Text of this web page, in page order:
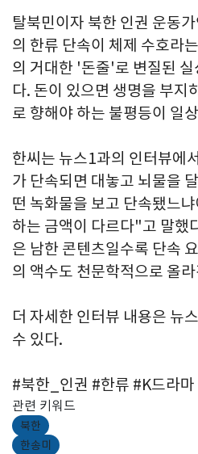
탈북민이자 북한 인권 운동
의 한류 단속이 체제 수호라
의 거대한 '돈줄'로 변질된
다. 돈이 있으면 생명을 부지
로 향해야 하는 불평등이 일
한씨는 뉴스1과의 인터뷰에
가 단속되면 대놓고 뇌물을
떤 녹화물을 보고 단속됐느
하는 금액이 다르다"고 말했
은 남한 콘텐츠일수록 단속
의 액수도 천문학적으로 올
더 자세한 인터뷰 내용은 뉴
수 있다.
#북한_인권 #한류 #K드라마
관련 키워드
북한
한송미